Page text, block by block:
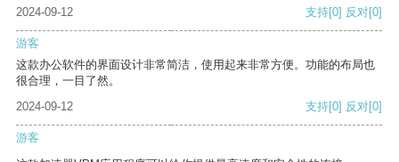
2024-09-12 支持[0] 反对[0]
游客
这款办公软件的界面设计非常简洁，使用起来非常方便。功能的布局也
很合理，一目了然。
2024-09-12
支持[0] 反对[0]
游客